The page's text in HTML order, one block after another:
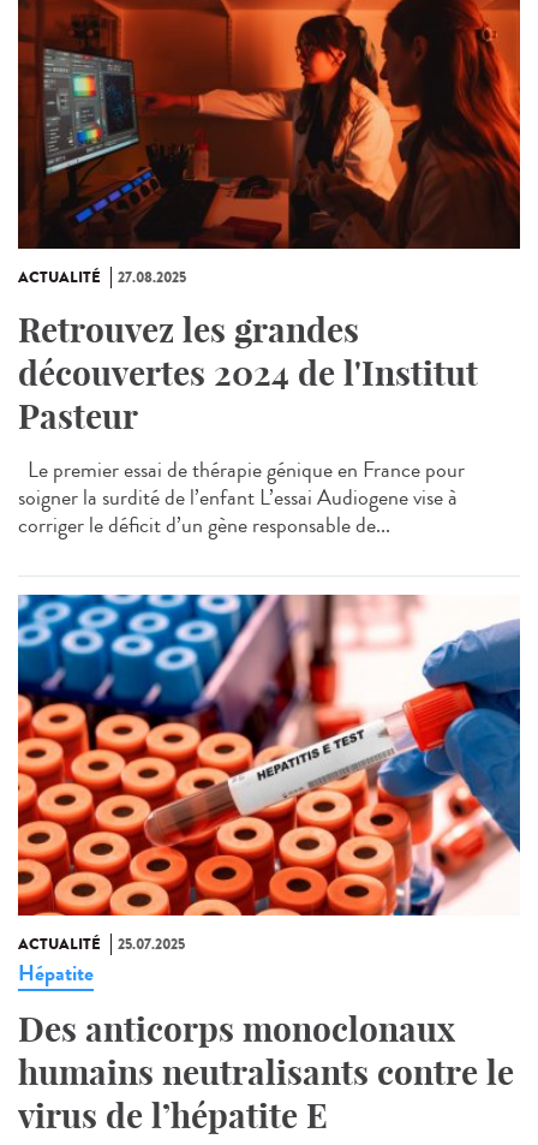
ACTUALITÉ 27.08.2025
Retrouvez les grandes
découvertes 2024 de l'Institut
Pasteur
Le premier essai de thérapie génique en France pour
soigner la surdité de l’enfant L’essai Audiogene vise à
corriger le déficit d’un gène responsable de...
ACTUALITÉ 25.07.2025
Hépatite
Des anticorps monoclonaux
humains neutralisants contre le
virus de l’hépatite E